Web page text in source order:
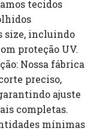
tecidos
size, incluindo
proteção UV.
Nossa fábrica
preciso,
ajuste
completas.
mínimas